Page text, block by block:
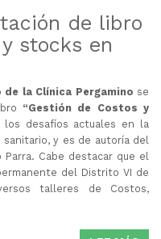
de libro
stocks en
la Clínica Pergamino se
“Gestión de Costos y
los desafíos actuales en la
y es de autoría del
Cabe destacar que el
del Distrito VI de
talleres de Costos,